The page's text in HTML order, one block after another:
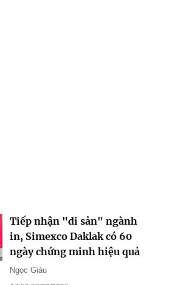
Tiếp nhận "di sản" ngành
in, Simexco Daklak có 60
ngày chứng minh hiệu quả
Ngọc Giàu